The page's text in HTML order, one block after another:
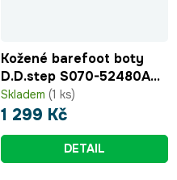
Kožené barefoot boty
D.D.step S070-52480A
Dark Grey
Skladem (1 ks)
1 299 Kč
DETAIL